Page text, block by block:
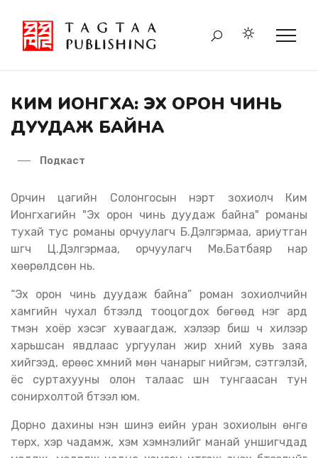
КИМ ИОНГХА: ЭХ ОРОН ЧИНЬ
ДУУДАЖ БАЙНА
Подкаст
Орчин цагийн Солонгосын нэрт зохиолч Ким
Ионгхагийн "Эх орон чинь дуудаж байна" романы
тухай тус романы орчуулагч Б.Дэлгэрмаа, ариутган
шүүгч Ц.Дэлгэрмаа, орчуулагч Мө.Батбаяр нар
хөөрөлдсөн нь.
“Эх орон чинь дуудаж байна” роман зохиолчийн
хамгийн чухал бүтээлд тооцогдох бөгөөд нэг ард
түмэн хоёр хэсэг хуваагдаж, хэлээр биш ч хилээр
харьшсан явдлаас ургуулан жир хүний хувь заяа
хийгээд, ерөөс хүмүүний мөн чанарыг нийгэм, сэтгэлзүй,
ёс суртахууны олон талаас шүүн тунгаасан тун
сонирхолтой бүтээл юм.
Дорно дахины нэн шинэ үеийн уран зохиолын өнгө
төрх, хэр чадамж, хэм хэмнэлийг манай уншигчдад